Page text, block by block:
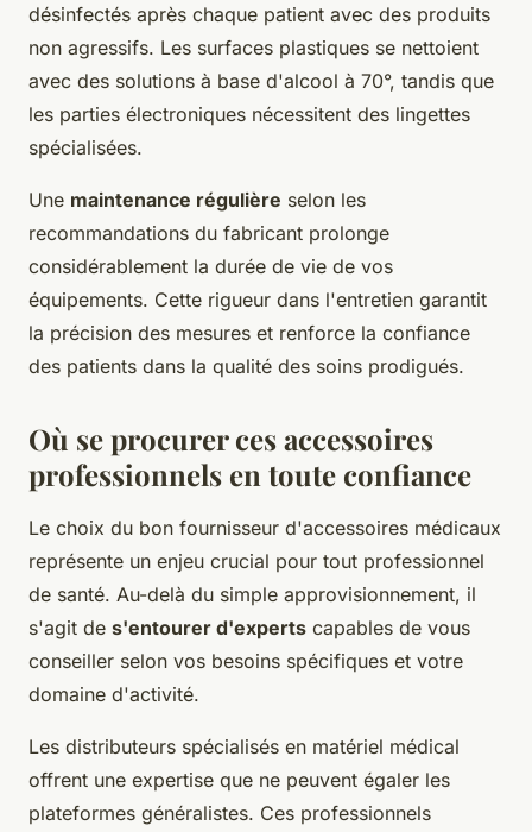
désinfectés après chaque patient avec des produits
non agressifs. Les surfaces plastiques se nettoient
avec des solutions à base d'alcool à 70°, tandis que
les parties électroniques nécessitent des lingettes
spécialisées.
Une maintenance régulière selon les
recommandations du fabricant prolonge
considérablement la durée de vie de vos
équipements. Cette rigueur dans l'entretien garantit
la précision des mesures et renforce la confiance
des patients dans la qualité des soins prodigués.
Où se procurer ces accessoires
professionnels en toute confiance
Le choix du bon fournisseur d'accessoires médicaux
représente un enjeu crucial pour tout professionnel
de santé. Au-delà du simple approvisionnement, il
s'agit de s'entourer d'experts capables de vous
conseiller selon vos besoins spécifiques et votre
domaine d'activité.
Les distributeurs spécialisés en matériel médical
offrent une expertise que ne peuvent égaler les
plateformes généralistes. Ces professionnels